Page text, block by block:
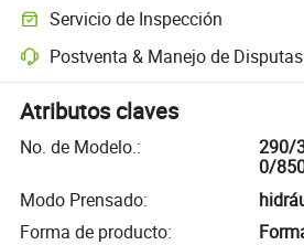
Servicio de Inspección
Postventa & Manejo de Disputas
Atributos claves
No. de Modelo.:
290/
0/
Modo Prensado:
Forma de producto: